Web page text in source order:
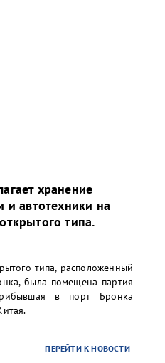
хранение
и автотехники на
типа.
типа, расположенный
была помещена партия
в порт Бронка
ПЕРЕЙТИ К НОВОСТИ